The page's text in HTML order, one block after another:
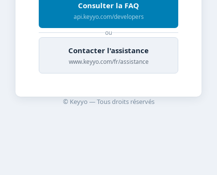
Consulter la FAQ
api.keyyo.com/developers
ou
Contacter l'assistance
www.keyyo.com/fr/assistance
© Keyyo — Tous droits réservés